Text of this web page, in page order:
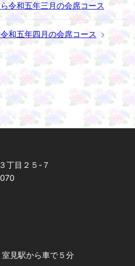
令和五年三月の会席コース
和五年四月の会席コース
丁目２５-７
見駅から車で５分